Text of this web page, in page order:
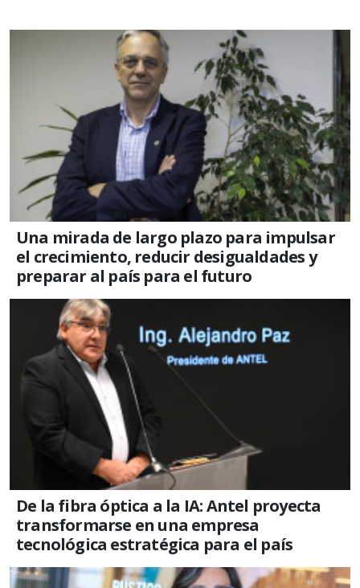
Una mirada de largo plazo para impulsar
el crecimiento, reducir desigualdades y
preparar al país para el futuro
De la fibra óptica a la IA: Antel proyecta
transformarse en una empresa
tecnológica estratégica para el país